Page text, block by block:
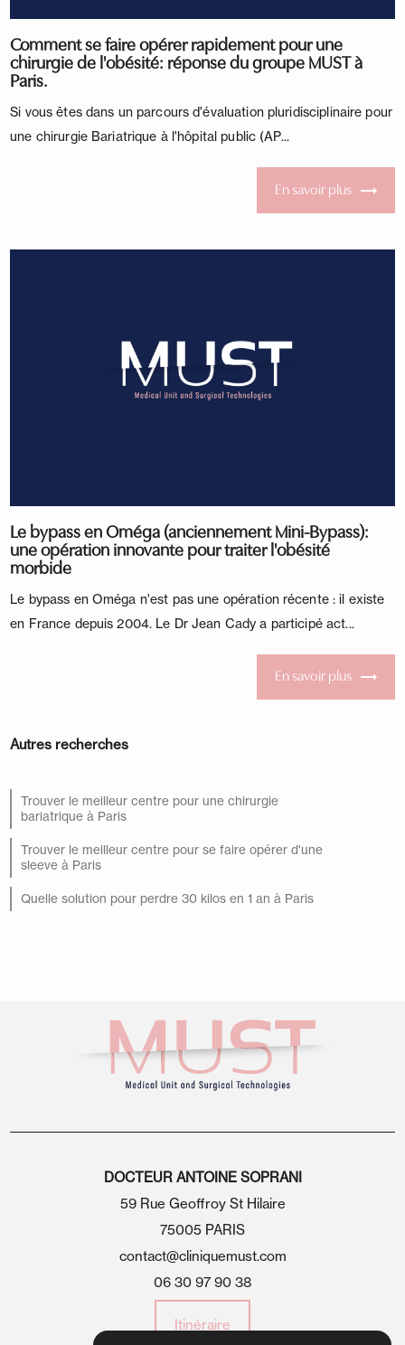
Comment se faire opérer rapidement pour une
chirurgie de l'obésité: réponse du groupe MUST à
Paris.
Si vous êtes dans un parcours d'évaluation pluridisciplinaire pour
une chirurgie Bariatrique à l'hôpital public (AP...
En savoir plus
Le bypass en Oméga (anciennement Mini-Bypass):
une opération innovante pour traiter l'obésité
morbide
Le bypass en Oméga n'est pas une opération récente : il existe
en France depuis 2004. Le Dr Jean Cady a participé act...
En savoir plus
Autres recherches
Trouver le meilleur centre pour une chirurgie
bariatrique à Paris
Trouver le meilleur centre pour se faire opérer d'une
sleeve à Paris
Quelle solution pour perdre 30 kilos en 1 an à Paris
DOCTEUR ANTOINE SOPRANI
59 Rue Geoffroy St Hilaire
75005 PARIS
contact@cliniquemust.com
06 30 97 90 38
Itinéraire